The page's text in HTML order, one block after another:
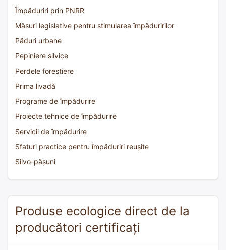
Împăduriri prin PNRR
Măsuri legislative pentru stimularea împăduririlor
Păduri urbane
Pepiniere silvice
Perdele forestiere
Prima livadă
Programe de împădurire
Proiecte tehnice de împădurire
Servicii de împădurire
Sfaturi practice pentru împăduriri reușite
Silvo-pășuni
Produse ecologice direct de la
producători certificați